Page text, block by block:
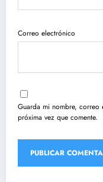
Correo electrónico
Guarda mi nombre, correo
próxima vez que comente.